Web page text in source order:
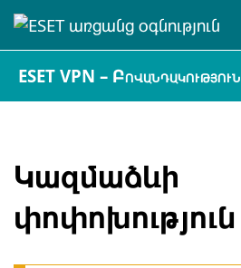
ESET VPN – Բովանդակություն
Կազմաձևի
փոփոխություն